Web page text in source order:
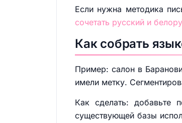
Если нужна методика
сочетать русский и
Как собрать
Пример: салон в
имели метку.
Как сделать:
существующей базы